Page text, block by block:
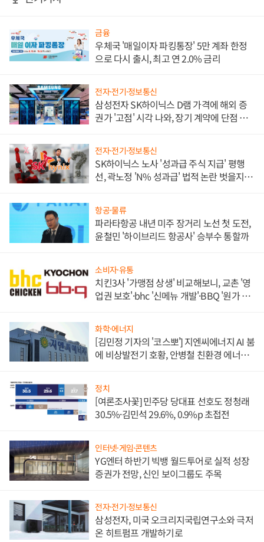
금융
우체국 '매일이자 파킹통장' 5만 계좌 한정
으로 다시 출시, 최고 연 2.0% 금리
전자·전기·정보통신
삼성전자 SK하이닉스 D램 가격에 해외 증
권가 '고점' 시각 나와, 장기 계약에 단점 부
전자·전기·정보통신
SK하이닉스 노사 '성과급 주식 지급' 평행
선, 곽노정 'N% 성과급' 법적 논란 벗을지 주
항공·물류
파라타항공 내년 미주 장거리 노선 첫 도전,
윤철민 '하이브리드 항공사' 승부수 통할까
소비자·유통
치킨3사 '가맹점 상생' 비교해보니, 교촌 '영
업권 보호'·bhc '신메뉴 개발'·BBQ '원가 부
화학·에너지
[김민정 기자의 '코스뽀'] 지엔씨에너지 AI 붐
에 비상발전기 호황, 안병철 친환경 에너지
정치
[여론조사꽃] 민주당 당대표 선호도 정청래
30.5%·김민석 29.6%, 0.9%p 초접전
인터넷·게임·콘텐츠
YG엔터 하반기 빅뱅 월드투어로 실적 성장
증권가 전망, 신인 보이그룹도 주목
전자·전기·정보통신
삼성전자, 미국 오크리지국립연구소와 극저
온 히트펌프 개발하기로